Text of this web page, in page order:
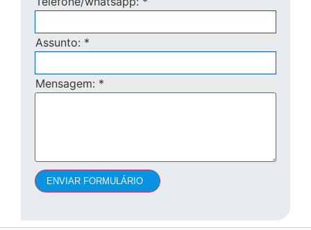
Assunto: *
Mensagem: *
ENVIAR FORMULÁRIO